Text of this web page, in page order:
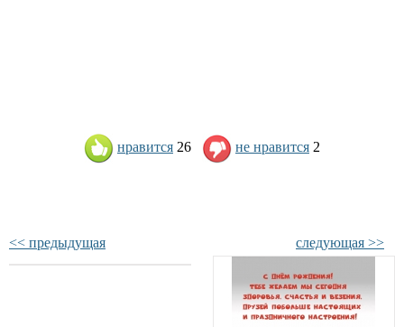
нравится 26 не нравится 2
<< предыдущая следующая >>